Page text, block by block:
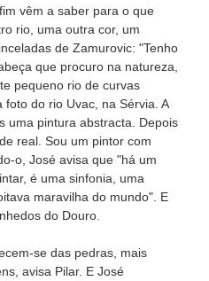
vêm a saber para o que
rio, uma outra cor, um
de Zamurovic: "Tenho
que procuro na natureza,
pequeno rio de curvas
do rio Uvac, na Sérvia. A
uma pintura abstracta. Depois
real. Sou um pintor com
o, José avisa que "há um
é uma sinfonia, uma
maravilha do mundo". E
do Douro.
se das pedras, mais
avisa Pilar. E José